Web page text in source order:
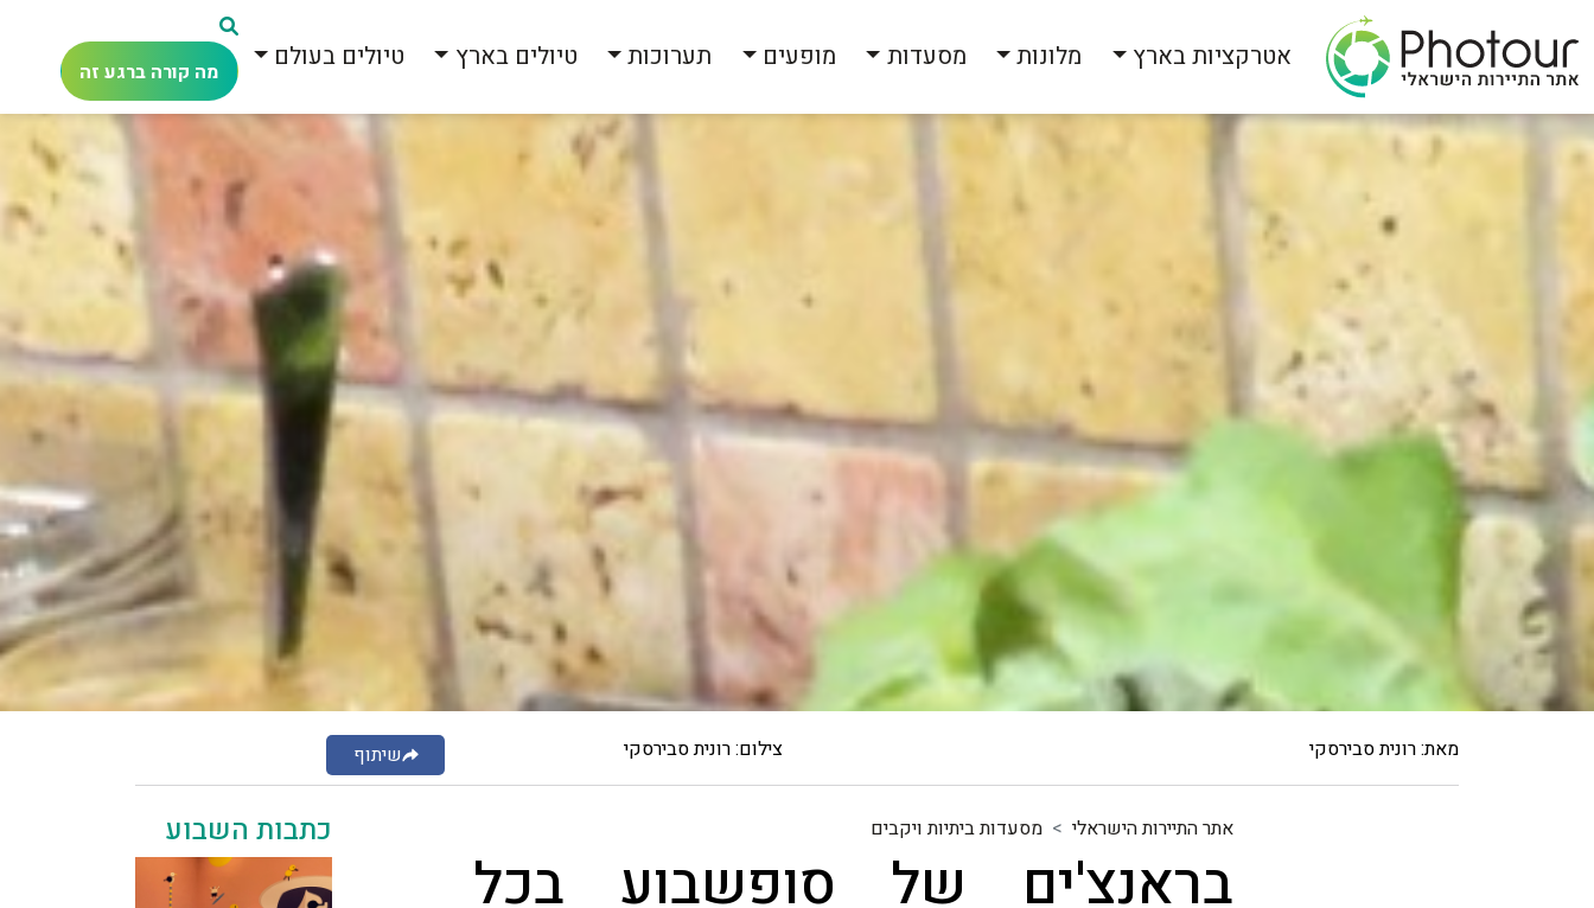
אטרקציות בארץ מלונות מסעדות מופעים תערוכות טיולים בארץ טיולים בעולם מה קורה ברגע זה
מאת: רונית סבירסקי צילום: רונית סבירסקי שיתוף
אתר התיירות הישראלי מסעדות ביתיות ויקבים
בראנצ'ים של סופשבוע בכל
כתבות השבוע